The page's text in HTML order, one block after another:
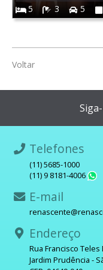
5
3 5
Voltar
Telefones
(11) 5685-1000
(11) 9 8181-4006
E-mail
Endereço
Rua Francisco
Jardim Prudência -